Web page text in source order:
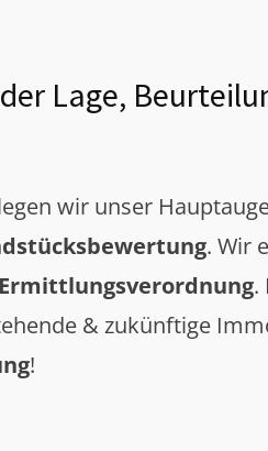
Lage,
wir unser
. Wir
.
& zukünftige
!